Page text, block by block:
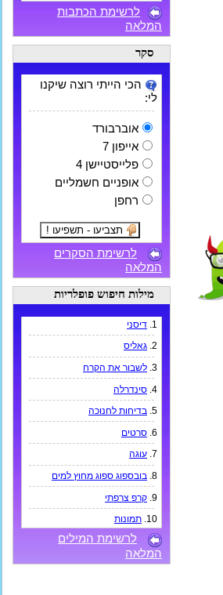
לרשימת הכתבות
המלאה
סקר
הכי הייתי רוצה שיקנו
לי:
אוברבורד
אייפון 7
פלייסטיישן 4
אופניים חשמליים
רחפן
לרשימת הסקרים
המלאה
מילות חיפוש פופלריות
1. דיסני
2. גאליס
3. לשבור את הקרח
4. סינדרלה
5. בדיחות לחנוכה
6. סרטים
7. עוגה
8. בובספוג ספוג מחוץ למים
9. קרפ צרפתי
10. תמונות
לרשימת המילים
המלאה